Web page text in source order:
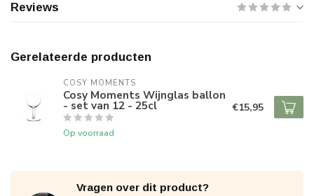
Reviews
Gerelateerde producten
COSY MOMENTS
Cosy Moments Wijnglas ballon
- set van 12 - 25cl
Op voorraad
€15,95
Vragen over dit product?